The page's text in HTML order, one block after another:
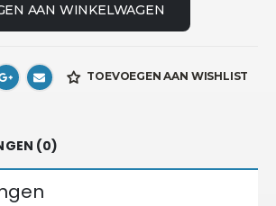
AAN WINKELWAGEN
TOEVOEGEN AAN WISHLIST
(0)